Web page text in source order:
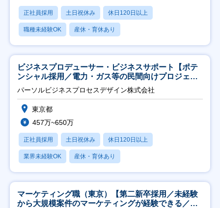
正社員採用 土日祝休み 休日120日以上
職種未経験OK 産休・育休あり
ビジネスプロデューサー・ビジネスサポート【ポテ
ンシャル採用／電力・ガス等の民間向けプロジェク
ト推進】
パーソルビジネスプロセスデザイン株式会社
東京都
457万~650万
正社員採用 土日祝休み 休日120日以上
業界未経験OK 産休・育休あり
マーケティング職（東京）【第二新卒採用／未経験
から大規模案件のマーケティングが経験できる／研